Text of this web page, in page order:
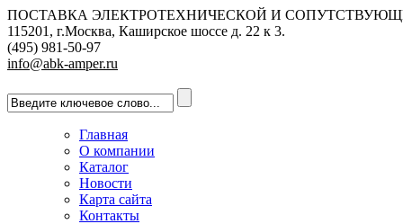
ПОСТАВКА ЭЛЕКТРОТЕХНИЧЕСКОЙ И
115201, г.Москва, Каширское шоссе д. 22 к 3.
(495) 981-50-97
info@abk-amper.ru
Главная
О компании
Каталог
Новости
Карта сайта
Контакты